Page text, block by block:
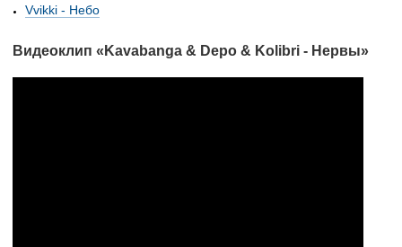
Vvikki - Небо
Видеоклип «Kavabanga & Depo & Kolibri - Нервы»